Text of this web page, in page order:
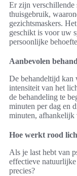
Er zijn verschillende
thuisgebruik,
gezichtsmaskers.
geschikt is voor uw
persoonlijke
Aanbevolen
De behandeltijd kan
intensiteit van het
de behandeling te
minuten per dag en
minuten, afhankelijk
Hoe werkt rood
Als je last hebt van
effectieve
precies?